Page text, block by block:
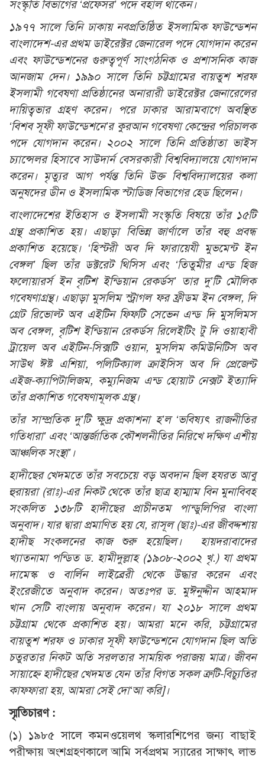
সংস্কৃতি বিভাগের ‘প্রফেসর’ পদে বহাল থাকেন।
১৯৭৭ সালে তিনি ঢাকায় নবপ্রতিষ্ঠিত ইসলামিক ফাউন্ডেশন
বাংলাদেশ-এর প্রথম ডাইরেক্টর জেনারেল পদে যোগদান করেন
এবং ফাউন্ডেশনের গুরুত্বপূর্ণ সাংগঠনিক ও প্রশাসনিক কাজ
আনজাম দেন। ১৯৯০ সালে তিনি চট্টগ্রামের বায়তুশ শরফ
ইসলামী গবেষণা প্রতিষ্ঠানের অনারারী ডাইরেক্টর জেনারেলের
দায়িত্বভার গ্রহণ করেন। পরে ঢাকার আরামবাগে অবস্থিত
‘বিশব সূফী ফাউন্ডেশনে’র কুরআন গবেষণা কেন্দ্রের পরিচালক
পদে যোগদান করেন। ২০০২ সালে তিনি প্রতিষ্ঠাতা ভাইস
চ্যান্সেলর হিসাবে সাউদার্ন বেসরকারী বিশ্ববিদ্যালয়ে যোগদান
করেন। মৃত্যুর আগ পর্যন্ত তিনি উক্ত বিশ্ববিদ্যালয়ের কলা
অনুষদের ডীন ও ইসলামিক স্টাডিজ বিভাগের হেড ছিলেন।
বাংলাদেশের ইতিহাস ও ইসলামী সংস্কৃতি বিষয়ে তাঁর ১৫টি
গ্রন্থ প্রকাশিত হয়। এছাড়া বিভিন্ন জার্ণালে তাঁর বহু প্রবন্ধ
প্রকাশিত হয়েছে। ‘হিস্টরী অব দি ফারায়েযী মুভমেন্ট ইন
বেঙ্গল’ ছিল তাঁর ডক্টরেট থিসিস এবং ‘তিতুমীর এন্ড হিজ
ফলোয়ারর্স ইন বৃটিশ ইন্ডিয়ান রেকর্ডস’ তার দু’টি মৌলিক
গবেষণাগ্রন্থ। এছাড়া মুসলিম স্ট্রাগল ফর ফ্রীডম ইন বেঙ্গল, দি
গ্রেট রিভোল্ট অব এইটিন ফিফটি সেভেন এন্ড দি মুসলিমস
অব বেঙ্গল, বৃটিশ ইন্ডিয়ান রেকর্ডস রিলেইটিং টু দি ওয়াহাবী
ট্রায়েল অব এইটিন-সিক্সটি ওয়ান, মুসলিম কমিউনিটিস অব
সাউথ ঈষ্ট এশিয়া, পলিটিক্যাল ক্রাইসিস অব দি প্রেজেণ্ট
এইজ-ক্যাপিটালিজম, কম্যুনিজম এন্ড হোয়াট নেক্সট ইত্যাদি
তাঁর প্রকাশিত গবেষণামূলক গ্রন্থ।
তাঁর সাম্প্রতিক দু’টি ক্ষুদ্র প্রকাশনা হ’ল ‘ভবিষ্যৎ রাজনীতির
গতিধারা’ এবং ‘আন্তর্জাতিক কৌশলনীতির নিরিখে দক্ষিণ এশীয়
আঞ্চলিক সংস্থা’।
হাদীছের খেদমতে তাঁর সবচেয়ে বড় অবদান ছিল হযরত আবু
হুরায়রা (রাঃ)-এর নিকট থেকে তাঁর ছাত্র হাম্মাম বিন মুনাবিবহ
সংকলিত ১৩৮টি হাদীছের প্রাচীনতম পান্ডুলিপির বাংলা
অনুবাদ। যার দ্বারা প্রমাণিত হয় যে, রাসূল (ছাঃ)-এর জীবদ্দশায়
হাদীছ সংকলনের কাজ শুরু হয়েছিল। হায়দরাবাদের
খ্যাতনামা পন্ডিত ড. হামীদুল্লাহ (১৯০৮-২০০২ খৃ.) যা প্রথম
দামেস্ক ও বার্লিন লাইব্রেরী থেকে উদ্ধার করেন এবং
ইংরেজীতে অনুবাদ করেন। অতঃপর ড. মুঈনুদ্দীন আহমাদ
খান সেটি বাংলায় অনুবাদ করেন। যা ২০১৮ সালে প্রথম
চট্টগ্রাম থেকে প্রকাশিত হয়। আমরা মনে করি, চট্টগ্রামের
বায়তুশ শরফ ও ঢাকার সূফী ফাউন্ডেশনে যোগদান ছিল অতি
চতুরতার নিকট অতি সরলতার সাময়িক পরাজয় মাত্র। জীবন
সায়াহ্নে হাদীছের খেদমত যেন তাঁর বিগত সকল ত্রুটি-বিচ্যুতির
কাফফারা হয়, আমরা সেই দো‘আ করি]।
স্মৃতিচারণ :
(১) ১৯৮৫ সালে কমনওয়েলথ স্কলারশিপের জন্য বাছাই
পরীক্ষায় অংশগ্রহণকালে আমি সর্বপ্রথম স্যারের সাক্ষাৎ লাভ